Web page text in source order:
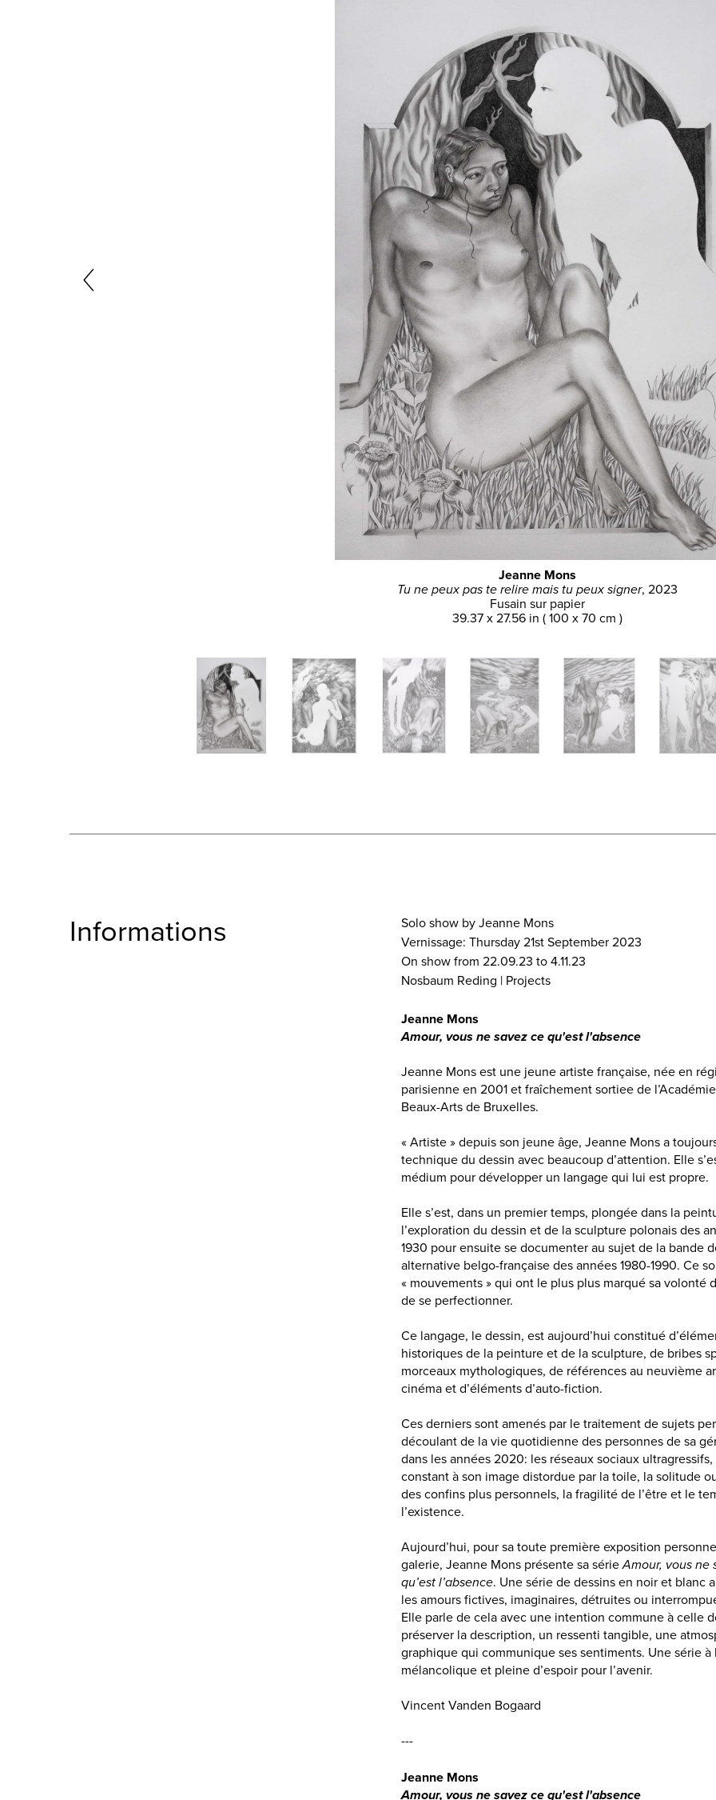
Jeanne Mons
Tu ne peux pas te relire mais tu peux signer, 2023
Fusain sur papier
39.37 x 27.56 in ( 100 x 70 cm )
Informations
Solo show by Jeanne Mons
Vernissage: Thursday 21st September 2023
On show from 22.09.23 to 4.11.23
Nosbaum Reding | Projects
Jeanne Mons
Amour, vous ne savez ce qu'est l'absence
Jeanne Mons est une jeune artiste française, née en
parisienne en 2001 et fraîchement sortiee de
Beaux-Arts de Bruxelles.
« Artiste » depuis son jeune âge, Jeanne Mons a
technique du dessin avec beaucoup d’attention. Elle
médium pour développer un langage qui lui est propre.
Elle s’est, dans un premier temps, plongée dans la
l’exploration du dessin et de la sculpture polonais des
1930 pour ensuite se documenter au sujet de la bande
alternative belgo-française des années 1980-1990. Ce
« mouvements » qui ont le plus plus marqué sa volonté
de se perfectionner.
Ce langage, le dessin, est aujourd’hui constitué
historiques de la peinture et de la sculpture, de bribes
morceaux mythologiques, de références au neuvième
cinéma et d’éléments d’auto-fiction.
Ces derniers sont amenés par le traitement de sujets
découlant de la vie quotidienne des personnes de sa
dans les années 2020: les réseaux sociaux
constant à son image distordue par la toile, la solitude
des confins plus personnels, la fragilité de l’être et le
l’existence.
Aujourd’hui, pour sa toute première exposition
galerie, Jeanne Mons présente sa sérieAmour, vous ne
qu’est l’absence. Une série de dessins en noir et blanc
les amours fictives, imaginaires, détruites ou
Elle parle de cela avec une intention commune à celle
préserver la description, un ressenti tangible, une
graphique qui communique ses sentiments. Une série à
mélancolique et pleine d’espoir pour l’avenir.
Vincent Vanden Bogaard
---
Jeanne Mons
Amour, vous ne savez ce qu'est l'absence